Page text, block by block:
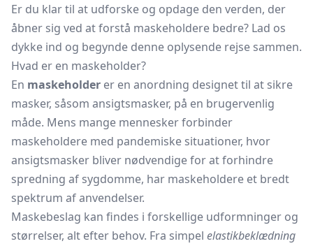
Er du klar til at udforske og opdage den verden, der
åbner sig ved at forstå maskeholdere bedre? Lad os
dykke ind og begynde denne oplysende rejse sammen.
Hvad er en maskeholder?
En maskeholder er en anordning designet til at sikre
masker, såsom ansigtsmasker, på en brugervenlig
måde. Mens mange mennesker forbinder
maskeholdere med pandemiske situationer, hvor
ansigtsmasker bliver nødvendige for at forhindre
spredning af sygdomme, har maskeholdere et bredt
spektrum af anvendelser.
Maskebeslag kan findes i forskellige udformninger og
størrelser, alt efter behov. Fra simpel elastikbeklædning